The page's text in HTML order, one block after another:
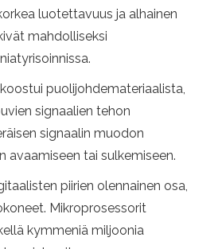
luotettavuus ja alhainen
mahdolliseksi
puolijohdemateriaalista,
signaalien tehon
signaalin muodon
avaamiseen tai sulkemiseen.
piirien olennainen osa,
Mikroprosessorit
kymmeniä miljoonia